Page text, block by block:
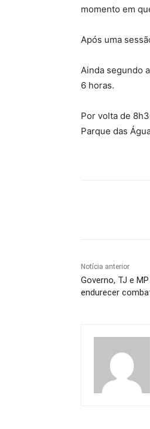
momento em
Após uma
Ainda segundo
6 horas.
Por volta de
Parque das
Notícia anterior
Governo, TJ e
endurecer